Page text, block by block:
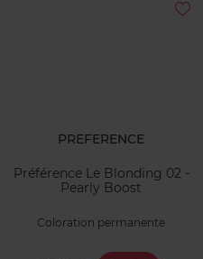
PREFERENCE
Préférence Le Blonding 02 -
Pearly Boost
Coloration permanente